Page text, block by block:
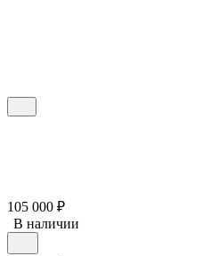
105 000 ₽
В наличии